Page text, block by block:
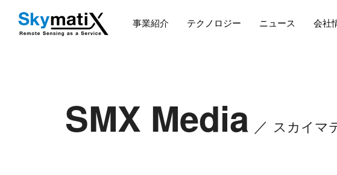
事業紹介 テクノロジー ニュース 会社
SMX Media スカイマ